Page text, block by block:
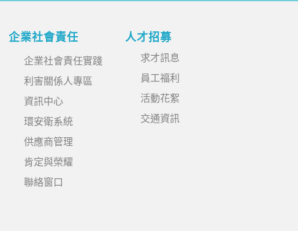
企業社會責任
企業社會責任實踐
利害關係人專區
資訊中心
環安衛系統
供應商管理
肯定與榮耀
聯絡窗口
人才招募
求才訊息
員工福利
活動花絮
交通資訊